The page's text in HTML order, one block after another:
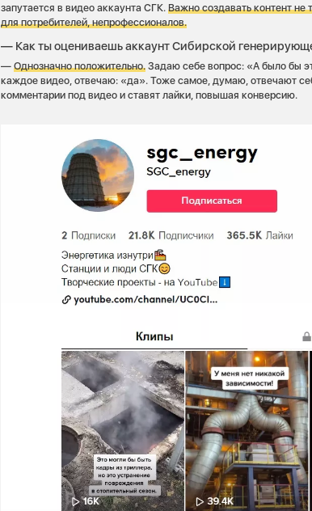
запутается в видео аккаунта СГК.Важно создавать контент не
для потребителей, непрофессионалов.
— Как ты оцениваешь аккаунт Сибирской
—Однозначно положительно. Задаю себе вопрос: «А было бы
каждое видео, отвечаю: «да». Тоже самое, думаю, отвечают
комментарии под видео и ставят лайки, повышая конверсию.